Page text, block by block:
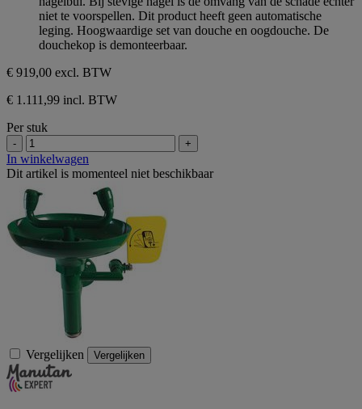
niet te voorspellen. Dit product heeft geen automatische
leging. Hoogwaardige set van douche en oogdouche. De
douchekop is demonteerbaar.
€ 919,00 excl. BTW
€ 1.111,99 incl. BTW
Per stuk
- +
In winkelwagen
Dit artikel is momenteel niet beschikbaar
Vergelijken Vergelijken